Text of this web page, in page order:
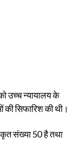
उच्च न्यायालय के
की सिफारिश की थी।
संख्या 50 है तथा